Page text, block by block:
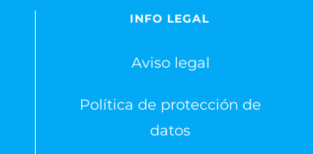
INFO LEGAL
Aviso legal
Política de protección de
datos